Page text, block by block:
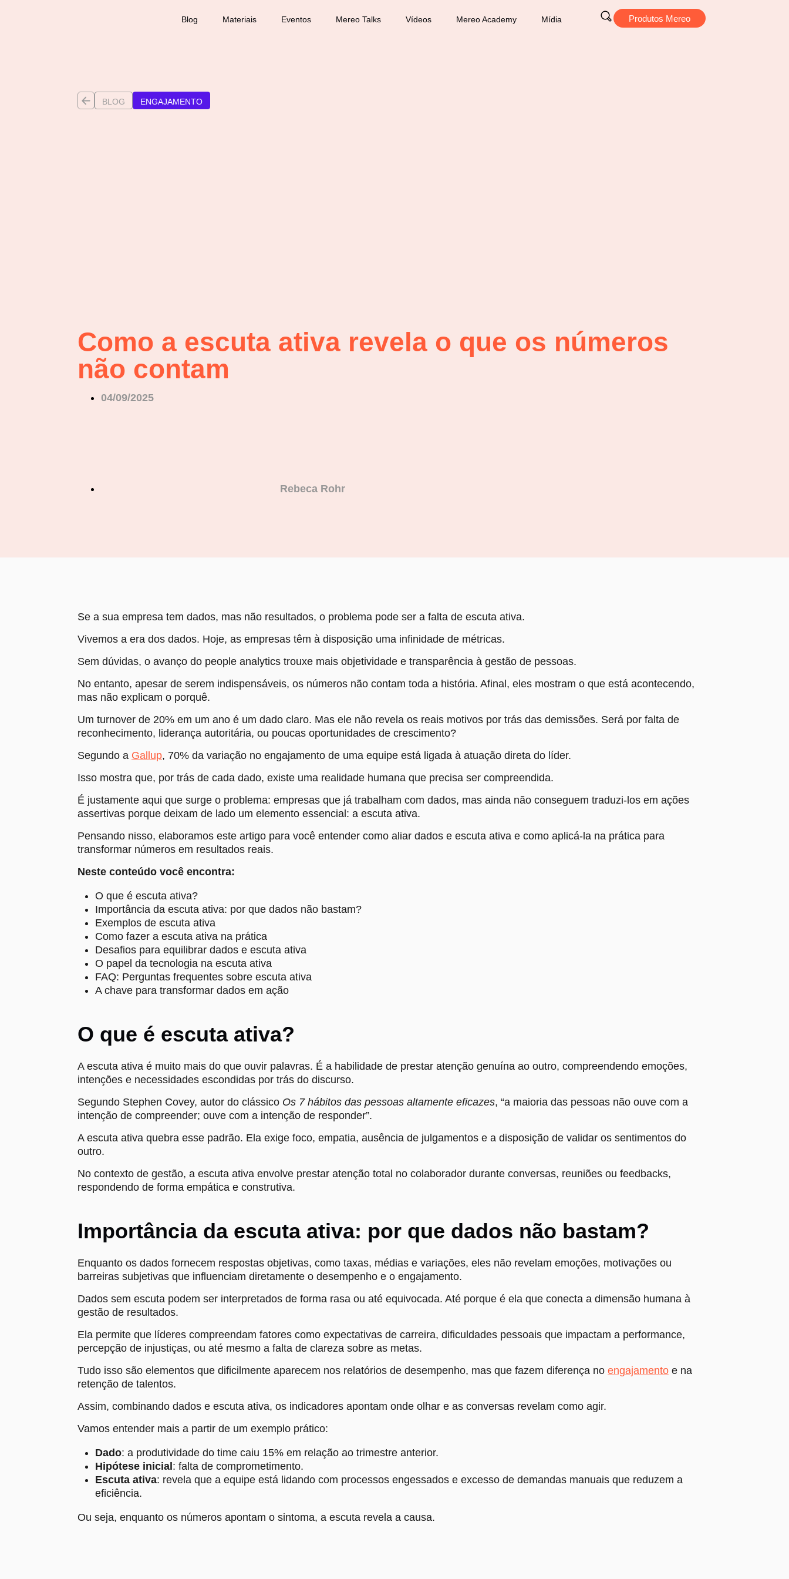
Blog Materiais Eventos Mereo Talks Vídeos Mereo Academy Mídia Produtos Mereo
BLOG ENGAJAMENTO
Como a escuta ativa revela o que os números
não contam
04/09/2025
Rebeca Rohr
Se a sua empresa tem dados, mas não resultados, o problema pode ser a falta de escuta ativa.
Vivemos a era dos dados. Hoje, as empresas têm à disposição uma infinidade de métricas.
Sem dúvidas, o avanço do people analytics trouxe mais objetividade e transparência à gestão de pessoas.
No entanto, apesar de serem indispensáveis, os números não contam toda a história. Afinal, eles mostram o que está acontecendo,
mas não explicam o porquê.
Um turnover de 20% em um ano é um dado claro. Mas ele não revela os reais motivos por trás das demissões. Será por falta de
reconhecimento, liderança autoritária, ou poucas oportunidades de crescimento?
Segundo a Gallup, 70% da variação no engajamento de uma equipe está ligada à atuação direta do líder.
Isso mostra que, por trás de cada dado, existe uma realidade humana que precisa ser compreendida.
É justamente aqui que surge o problema: empresas que já trabalham com dados, mas ainda não conseguem traduzi-los em ações
assertivas porque deixam de lado um elemento essencial: a escuta ativa.
Pensando nisso, elaboramos este artigo para você entender como aliar dados e escuta ativa e como aplicá-la na prática para
transformar números em resultados reais.
Neste conteúdo você encontra:
O que é escuta ativa?
Importância da escuta ativa: por que dados não bastam?
Exemplos de escuta ativa
Como fazer a escuta ativa na prática
Desafios para equilibrar dados e escuta ativa
O papel da tecnologia na escuta ativa
FAQ: Perguntas frequentes sobre escuta ativa
A chave para transformar dados em ação
O que é escuta ativa?
A escuta ativa é muito mais do que ouvir palavras. É a habilidade de prestar atenção genuína ao outro, compreendendo emoções,
intenções e necessidades escondidas por trás do discurso.
Segundo Stephen Covey, autor do clássico Os 7 hábitos das pessoas altamente eficazes, “a maioria das pessoas não ouve com a
intenção de compreender; ouve com a intenção de responder”.
A escuta ativa quebra esse padrão. Ela exige foco, empatia, ausência de julgamentos e a disposição de validar os sentimentos do
outro.
No contexto de gestão, a escuta ativa envolve prestar atenção total no colaborador durante conversas, reuniões ou feedbacks,
respondendo de forma empática e construtiva.
Importância da escuta ativa: por que dados não bastam?
Enquanto os dados fornecem respostas objetivas, como taxas, médias e variações, eles não revelam emoções, motivações ou
barreiras subjetivas que influenciam diretamente o desempenho e o engajamento.
Dados sem escuta podem ser interpretados de forma rasa ou até equivocada. Até porque é ela que conecta a dimensão humana à
gestão de resultados.
Ela permite que líderes compreendam fatores como expectativas de carreira, dificuldades pessoais que impactam a performance,
percepção de injustiças, ou até mesmo a falta de clareza sobre as metas.
Tudo isso são elementos que dificilmente aparecem nos relatórios de desempenho, mas que fazem diferença no engajamento e na
retenção de talentos.
Assim, combinando dados e escuta ativa, os indicadores apontam onde olhar e as conversas revelam como agir.
Vamos entender mais a partir de um exemplo prático:
Dado: a produtividade do time caiu 15% em relação ao trimestre anterior.
Hipótese inicial : falta de comprometimento.
Escuta ativa: revela que a equipe está lidando com processos engessados e excesso de demandas manuais que reduzem a
eficiência.
Ou seja, enquanto os números apontam o sintoma, a escuta revela a causa.